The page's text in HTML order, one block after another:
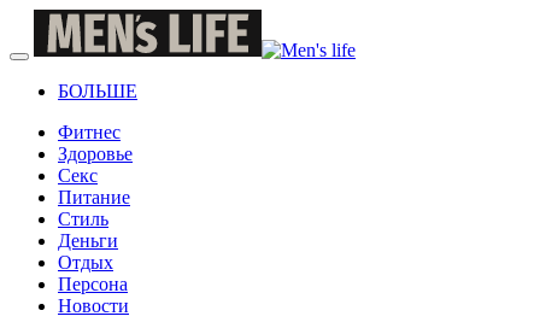
БОЛЬШЕ
Фитнес
Здоровье
Секс
Питание
Стиль
Деньги
Отдых
Персона
Новости